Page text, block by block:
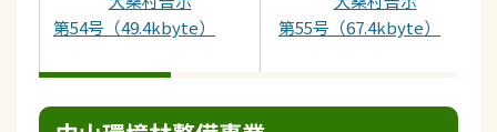
第54号（49.4kbyte）
第55号（67.4kbyte）